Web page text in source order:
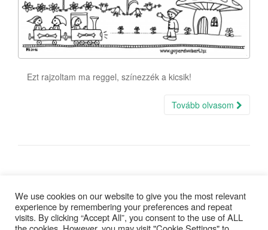
Ezt rajzoltam ma reggel, színezzék a kicsik!
Tovább olvasom
navigáció
We use cookies on our website to give you the most relevant
experience by remembering your preferences and repeat
visits. By clicking “Accept All”, you consent to the use of ALL